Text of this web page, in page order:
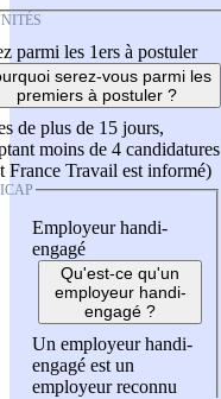
parmi les 1ers à postuler
serez-vous parmi les
premiers à postuler ?
de plus de 15 jours,
moins de 4 candidatures
France Travail est informé)
Employeur handi-
engagé
Qu'est-ce qu'un
employeur handi-
engagé ?
Un employeur handi-
engagé est un
employeur reconnu